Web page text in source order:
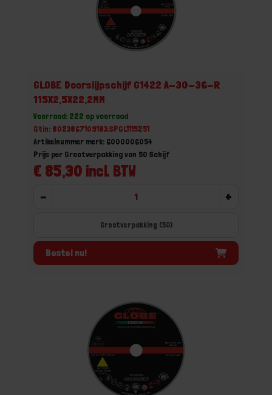
GLOBE Doorslijpschijf G1422 A-30-36-R
115X2,5X22,2MM
Voorraad: 222 op voorraad
Gtin: 8023867109183,SPGL1115251
Artikelnummer merk: 6000006054
€ 85,30 incl. BTW
Prijs per Grootverpakking van 50 Schijf
- +
Grootverpakking (50)
Bestel nu!